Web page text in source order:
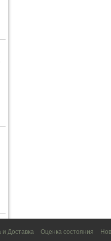
Доставка Оценка состояния